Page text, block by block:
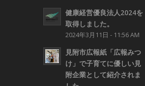
健康経営優良法人2024を
取得しました。
2024年3月11日 - 11:56 AM
見附市広報紙「広報みつ
け」で子育てに優しい見
附企業として紹介されま